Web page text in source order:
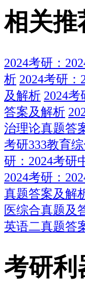
相关推
2024考研：
析 2024考研
及解析 2024
答案及解析
治理论真题答
考研333教育
研：2024考研
2024考研：
真题答案及解
医综合真题及
英语二真题答
考研利